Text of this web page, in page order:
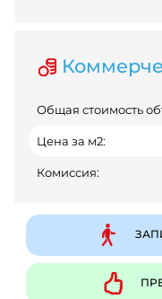
Общая стоимость
Цена за м2:
Комиссия: